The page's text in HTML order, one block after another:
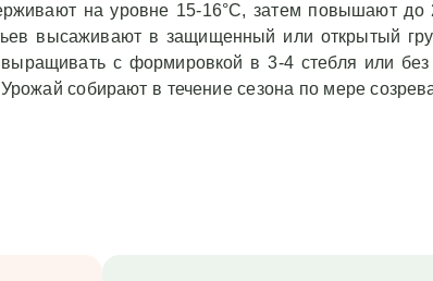
на уровне 15-16°С, затем повышают
высаживают в защищенный или открытый
с формировкой в 3-4 стебля или
собирают в течение сезона по мере